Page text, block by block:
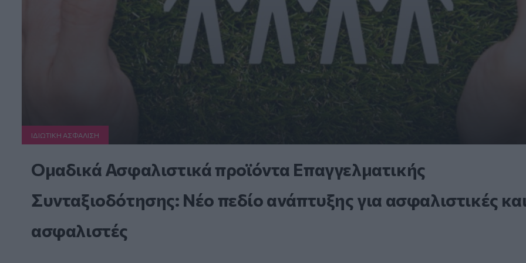
ΙΔΙΩΤΙΚΗ ΑΣΦAΛΙΣΗ
Ομαδικά Ασφαλιστικά προϊόντα Επαγγελματικής
Συνταξιοδότησης: Νέο πεδίο ανάπτυξης για ασφαλιστικές
ασφαλιστές